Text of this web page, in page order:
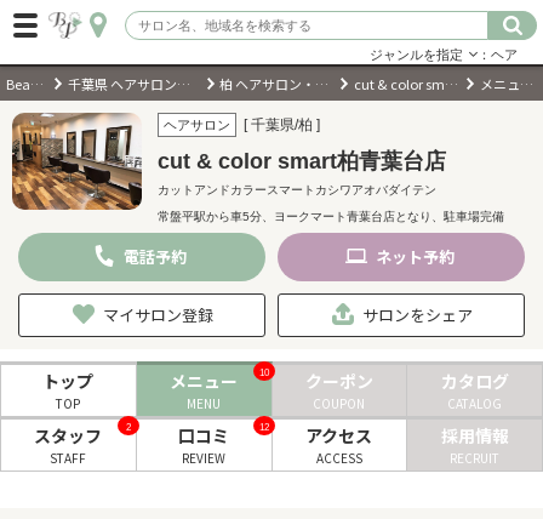
ログイン
会員登録（無料）
キーワード検索
ジャンルを選択
キーワードで検索
ジャンルを指定 ：ヘア
BeautyPark 千葉県 ヘアサロン・美容室・美容院 柏 ヘアサロン・美容室・美容院 cut & color smart柏青葉台店 メニュー・料金
ヘアサロン [ 千葉県/柏 ]
cut & color smart柏青葉台店
カットアンドカラースマートカシワアオバダイテン
常盤平駅から車5分、ヨークマート青葉台店となり、駐車場完備
電話予約 ネット予約
マイサロン登録 サロンをシェア
トップ
TOP
メニュー
MENU
10 クーポン
COUPON
カタログ
CATALOG
スタッフ
STAFF
2 口コミ
REVIEW
12 アクセス
ACCESS
採用情報
RECRUIT